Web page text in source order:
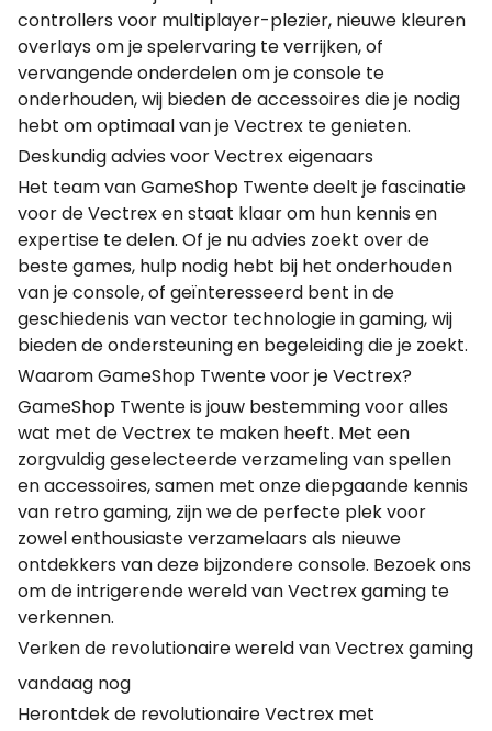
controllers voor multiplayer-plezier, nieuwe kleuren
overlays om je spelervaring te verrijken, of
vervangende onderdelen om je console te
onderhouden, wij bieden de accessoires die je nodig
hebt om optimaal van je Vectrex te genieten.
Deskundig advies voor Vectrex eigenaars
Het team van GameShop Twente deelt je fascinatie
voor de Vectrex en staat klaar om hun kennis en
expertise te delen. Of je nu advies zoekt over de
beste games, hulp nodig hebt bij het onderhouden
van je console, of geïnteresseerd bent in de
geschiedenis van vector technologie in gaming, wij
bieden de ondersteuning en begeleiding die je zoekt.
Waarom GameShop Twente voor je Vectrex?
GameShop Twente is jouw bestemming voor alles
wat met de Vectrex te maken heeft. Met een
zorgvuldig geselecteerde verzameling van spellen
en accessoires, samen met onze diepgaande kennis
van retro gaming, zijn we de perfecte plek voor
zowel enthousiaste verzamelaars als nieuwe
ontdekkers van deze bijzondere console. Bezoek ons
om de intrigerende wereld van Vectrex gaming te
verkennen.
Verken de revolutionaire wereld van Vectrex gaming
vandaag nog
Herontdek de revolutionaire Vectrex met